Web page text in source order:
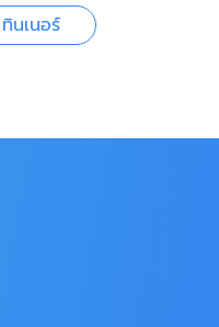
ทินเนอร์